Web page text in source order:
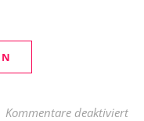
Kommentare deaktiviertfür